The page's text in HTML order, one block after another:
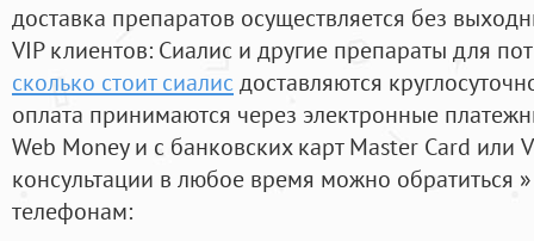
доставка препаратов осуществляется без
VIP клиентов: Сиалис и другие препараты для
сколько стоит сиалис доставляются
оплата принимаются через электронные
Web Money и с банковских карт Master Card или
консультации в любое время можно обратиться
телефонам: